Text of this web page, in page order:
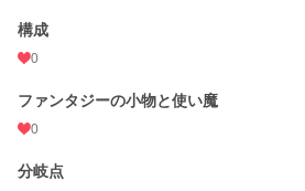
構成
0
ファンタジーの小物と使い魔
0
分岐点